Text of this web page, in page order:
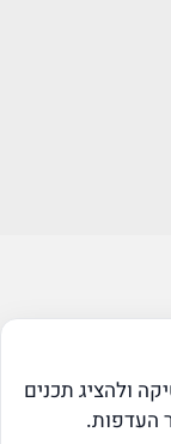
ולהציג תכנים
העדפות.